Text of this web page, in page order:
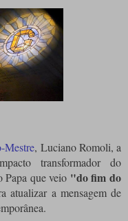
Mestre, Luciano Romoli, a
transformador do
que veio "do fim do
atualizar a mensagem de